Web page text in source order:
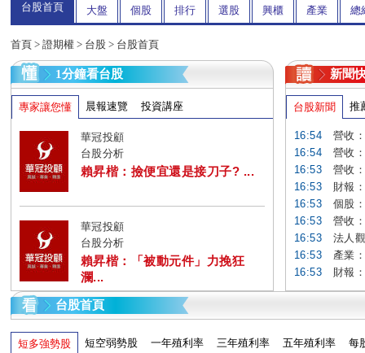
台股首頁 大盤 個股 排行 選股 興櫃 產業 總
首頁 > 證期權 > 台股 > 台股首頁
1分鐘看台股
專家讓您懂 晨報速覽 投資講座
華冠投顧
台股分析
賴昇楷：撿便宜還是接刀子? ...
華冠投顧
台股分析
賴昇楷：「被動元件」力挽狂
瀾...
新聞
台股新聞 推
16:54
營收
16:54
營收
16:53
營收
16:53
財報
16:53
個股
16:53
營收
16:53
法人
16:53
產業
16:53
財報
台股首頁
短多強勢股 短空弱勢股 一年殖利率 三年殖利率 五年殖利率 每